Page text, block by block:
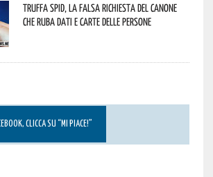
Truffa Spid, la falsa richiesta del canone
che ruba dati e carte delle persone
CLICCA SU “MI PIACE!”